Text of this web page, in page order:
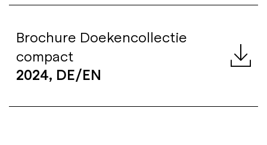
Brochure Doekencollectie
compact
2024, DE/EN